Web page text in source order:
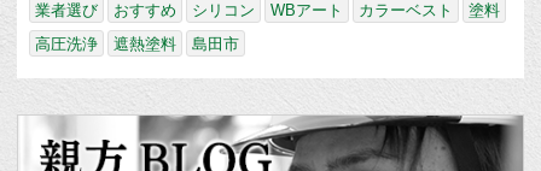
業者選び
おすすめ シリコン WBアート カラーベスト
塗料
高圧洗浄
遮熱塗料 島田市